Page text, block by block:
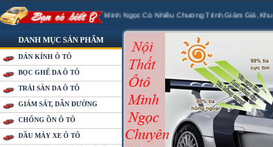
Tài Phát Lộc. Minh Ngọc Có Nhiều Chương Trình Giảm Giá ,Khuyến Mại
DANH MỤC SẢN PHẨM
DÁN KÍNH Ô TÔ
BỌC GHẾ DA Ô TÔ
TRẢI SÀN DA Ô TÔ
GIÁM SÁT, DẪN ĐƯỜNG
CHỐNG ỒN Ô TÔ
DẦU MÁY XE Ô TÔ